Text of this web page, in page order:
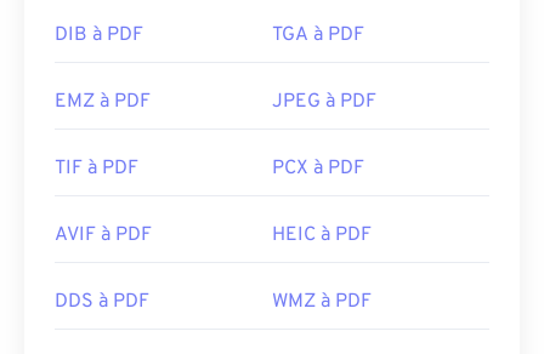
DIB à PDF TGA à PDF
EMZ à PDF JPEG à PDF
TIF à PDF PCX à PDF
AVIF à PDF HEIC à PDF
DDS à PDF WMZ à PDF